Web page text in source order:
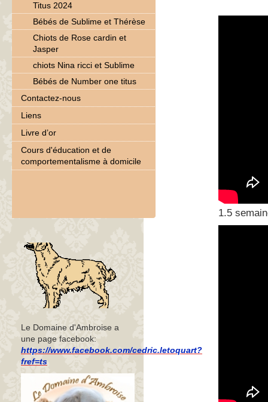
1.5
Titus 2024
Bébés de Sublime et Thérèse
Chiots de Rose cardin et
Jasper
chiots Nina ricci et Sublime
Bébés de Number one titus
Contactez-nous
Liens
Livre d’or
Cours d'éducation et de
comportementalisme à domicile
Le Domaine d'Ambroise a
une page facebook:
https://www.facebook.com/cedric.letoquart?
fref=ts